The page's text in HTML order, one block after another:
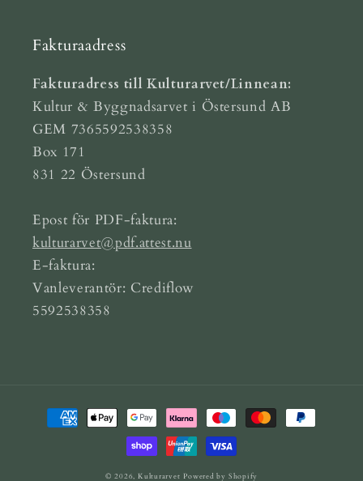
Fakturaadress
Fakturadress till Kulturarvet/Linnean:
Kultur & Byggnadsarvet i Östersund AB
GEM 7365592538358
Box 171
831 22 Östersund
Epost för PDF-faktura:
kulturarvet@pdf.attest.nu
E-faktura:
Vanleverantör: Crediflow
5592538358
Betalningsmetoder
© 2026,Kulturarvet Powered by Shopify